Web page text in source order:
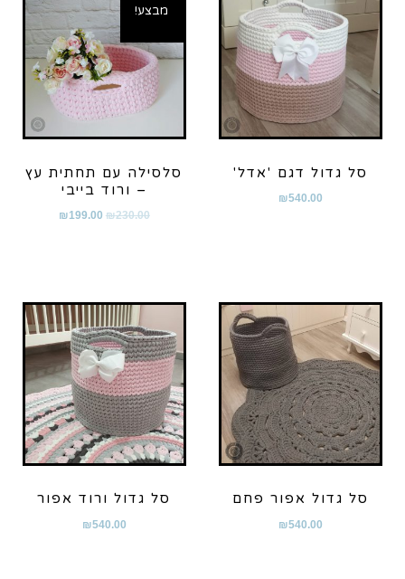
סל גדול דגם 'אדל'
₪540.00
מבצע!
סלסילה עם תחתית עץ
– ורוד בייבי
₪230.00
₪199.00
סל גדול אפור פחם
₪540.00
סל גדול ורוד אפור
₪540.00